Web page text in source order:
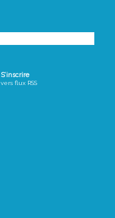
S’inscrire
vers flux RSS